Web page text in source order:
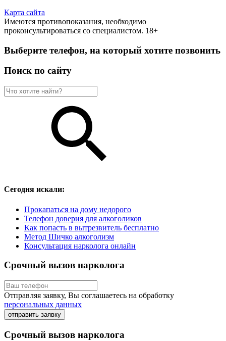
Карта сайта
Имеются противопоказания, необходимо
проконсультироваться со специалистом. 18+
Выберите телефон, на который хотите позвонить
Поиск по сайту
Сегодня искали:
Прокапаться на дому недорого
Телефон доверия для алкоголиков
Как попасть в вытрезвитель бесплатно
Метод Шичко алкоголизм
Консультация нарколога онлайн
Срочный вызов нарколога
Отправляя заявку, Вы соглашаетесь на обработку
персональных данных
отправить заявку
Срочный вызов нарколога